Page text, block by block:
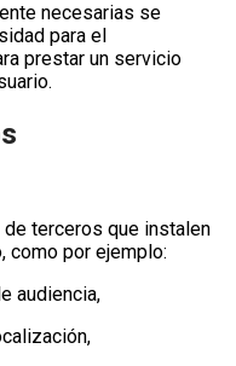
necesarias se
para el
prestar un servicio
terceros que instalen
como por ejemplo:
audiencia,